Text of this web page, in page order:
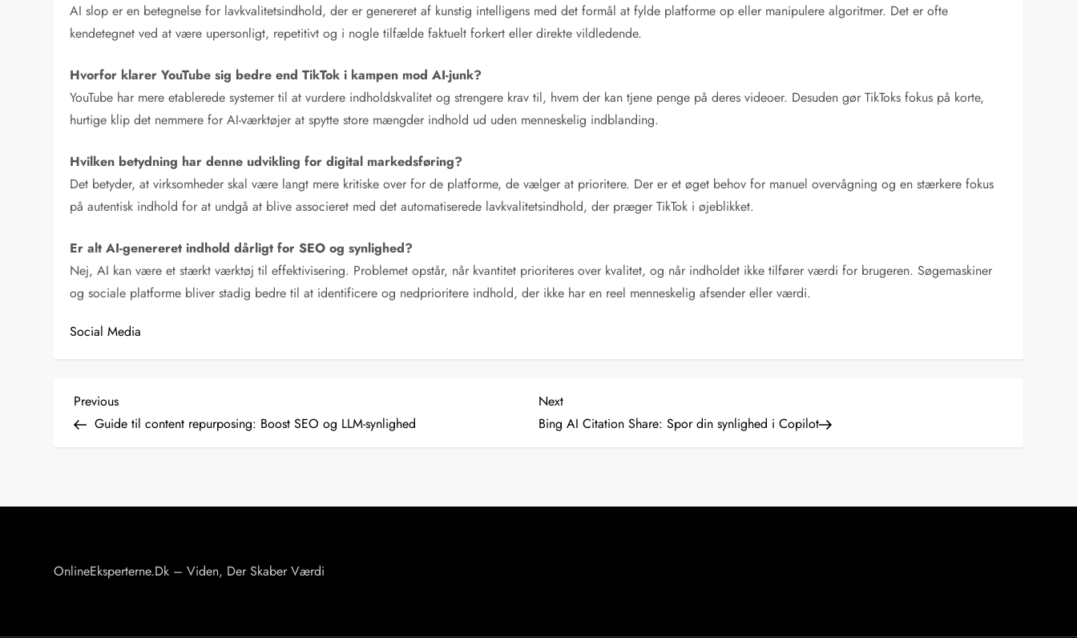
AI slop er en betegnelse for lavkvalitetsindhold, der er genereret af kunstig intelligens med det formål at fylde platforme op eller manipulere algoritmer. Det er ofte
kendetegnet ved at være upersonligt, repetitivt og i nogle tilfælde faktuelt forkert eller direkte vildledende.
Hvorfor klarer YouTube sig bedre end TikTok i kampen mod AI-junk?
YouTube har mere etablerede systemer til at vurdere indholdskvalitet og strengere krav til, hvem der kan tjene penge på deres videoer. Desuden gør TikToks fokus på korte,
hurtige klip det nemmere for AI-værktøjer at spytte store mængder indhold ud uden menneskelig indblanding.
Hvilken betydning har denne udvikling for digital markedsføring?
Det betyder, at virksomheder skal være langt mere kritiske over for de platforme, de vælger at prioritere. Der er et øget behov for manuel overvågning og en stærkere fokus
på autentisk indhold for at undgå at blive associeret med det automatiserede lavkvalitetsindhold, der præger TikTok i øjeblikket.
Er alt AI-genereret indhold dårligt for SEO og synlighed?
Nej, AI kan være et stærkt værktøj til effektivisering. Problemet opstår, når kvantitet prioriteres over kvalitet, og når indholdet ikke tilfører værdi for brugeren. Søgemaskiner
og sociale platforme bliver stadig bedre til at identificere og nedprioritere indhold, der ikke har en reel menneskelig afsender eller værdi.
Social Media
I
l
g
Previous
Post
Previous
Guide til content repurposing: Boost SEO og LLM-synlighed
Next
Post
Next
Bing AI Citation Share: Spor din synlighed i Copilot
OnlineEksperterne.dk – Viden, Der Skaber Værdi